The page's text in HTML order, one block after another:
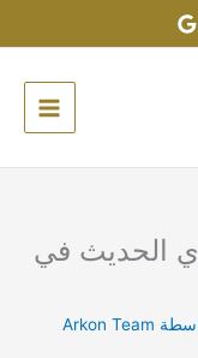
الحديث في
Arkon Team